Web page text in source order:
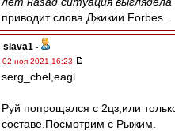
приводит слова Джикии Forbes.
slava1 -
02 ноя 2021 16:23
serg_chel,eagl
Руй попрощался с 2цз,или
составе.Посмотрим с Рыжим.